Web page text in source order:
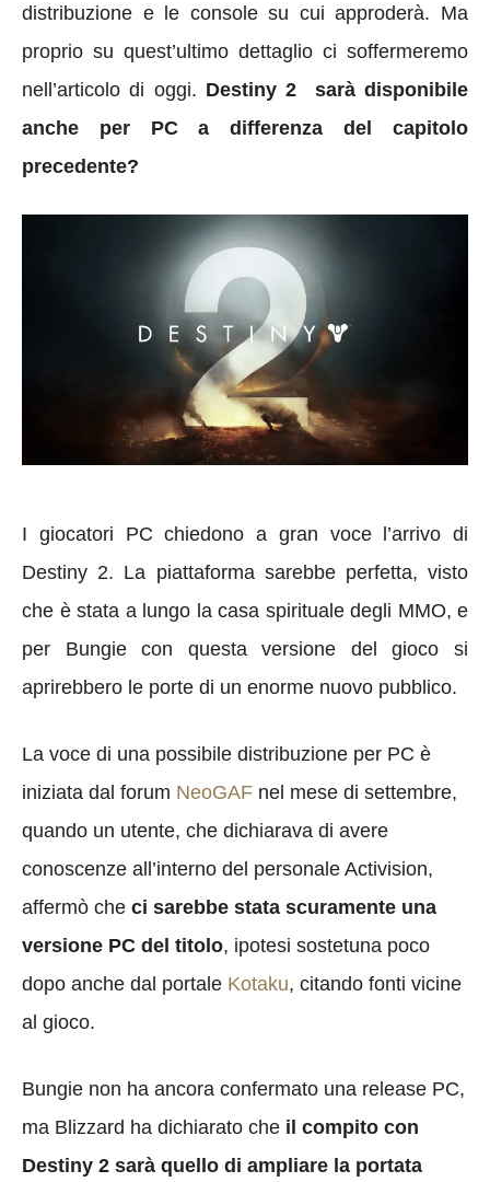
distribuzione e le console su cui approderà. Ma
proprio su quest’ultimo dettaglio ci soffermeremo
nell’articolo di oggi. Destiny 2 sarà disponibile
anche per PC a differenza del capitolo
precedente?
I giocatori PC chiedono a gran voce l’arrivo di
Destiny 2. La piattaforma sarebbe perfetta, visto
che è stata a lungo la casa spirituale degli MMO, e
per Bungie con questa versione del gioco si
aprirebbero le porte di un enorme nuovo pubblico.
La voce di una possibile distribuzione per PC è
iniziata dal forum NeoGAF nel mese di settembre,
quando un utente, che dichiarava di avere
conoscenze all’interno del personale Activision,
affermò che ci sarebbe stata scuramente una
versione PC del titolo, ipotesi sostetuna poco
dopo anche dal portale Kotaku, citando fonti vicine
al gioco.
Bungie non ha ancora confermato una release PC,
ma Blizzard ha dichiarato che il compito con
Destiny 2 sarà quello di ampliare la portata